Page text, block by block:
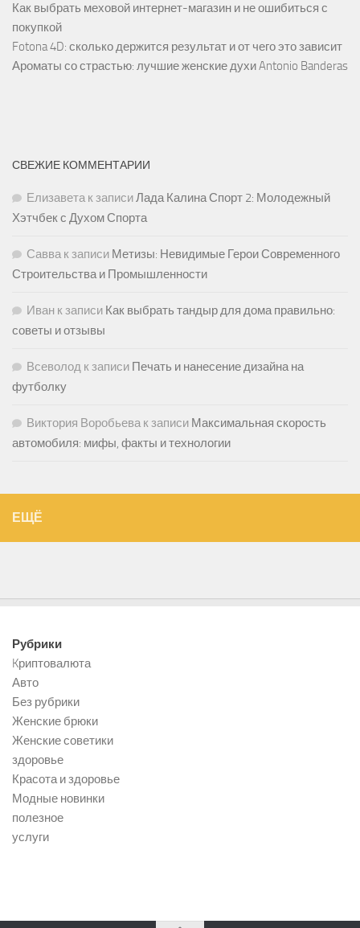
Как выбрать меховой интернет-магазин и не ошибиться с
покупкой
Fotona 4D: сколько держится результат и от чего это зависит
Ароматы со страстью: лучшие женские духи Antonio Banderas
СВЕЖИЕ КОММЕНТАРИИ
Елизаветак записиЛада Калина Спорт 2: Молодежный
Хэтчбек с Духом Спорта
Саввак записи Метизы: Невидимые Герои Современного
Строительства и Промышленности
Иван к записи Как выбрать тандыр для дома правильно:
советы и отзывы
Всеволод к записи Печать и нанесение дизайна на
футболку
Виктория Воробьевак записи Максимальная скорость
автомобиля: мифы, факты и технологии
ЕЩЁ
Рубрики
Kриптовалюта
Авто
Без рубрики
Женские брюки
Женские советики
здоровье
Красота и здоровье
Модные новинки
полезное
услуги